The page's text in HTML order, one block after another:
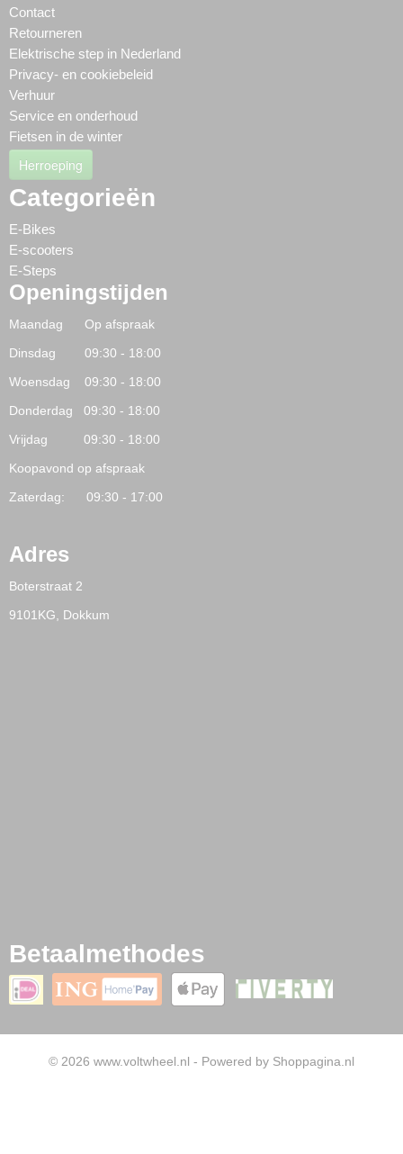
Contact
Retourneren
Elektrische step in Nederland
Privacy- en cookiebeleid
Verhuur
Service en onderhoud
Fietsen in de winter
Herroeping
Categorieën
E-Bikes
E-scooters
E-Steps
Openingstijden
Maandag Op afspraak
Dinsdag 09:30 - 18:00
Woensdag 09:30 - 18:00
Donderdag 09:30 - 18:00
Vrijdag 09:30 - 18:00
Koopavond op afspraak
Zaterdag: 09:30 - 17:00
Adres
Boterstraat 2
9101KG, Dokkum
Betaalmethodes
© 2026 www.voltwheel.nl - Powered by Shoppagina.nl